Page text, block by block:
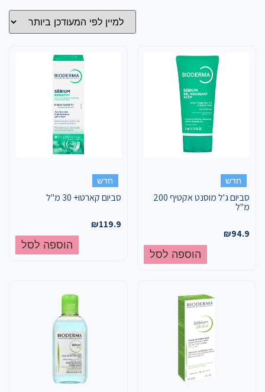
חדש
סביום ג'ל מוסנט אקטיף 200
מ"ל
₪94.9
הוספה לסל
חדש
סביום קארטו+ 30 מ"ל
₪119.9
הוספה לסל